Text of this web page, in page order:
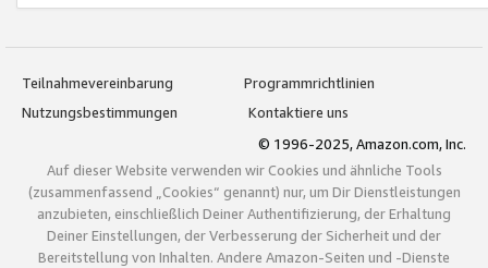
Teilnahmevereinbarung
Programmrichtlinien
Nutzungsbestimmungen
Kontaktiere uns
© 1996-2025, Amazon.com, Inc.
Auf dieser Website verwenden wir Cookies und ähnliche Tools
(zusammenfassend „Cookies“ genannt) nur, um Dir Dienstleistungen
anzubieten, einschließlich Deiner Authentifizierung, der Erhaltung
Deiner Einstellungen, der Verbesserung der Sicherheit und der
Bereitstellung von Inhalten. Andere Amazon-Seiten und -Dienste